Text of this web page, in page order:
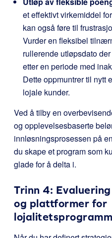
et effektivt virkemiddel
kan også føre til
Vurder en fleksibel
rullerende utløpsdato
etter en periode med
Dette oppmuntrer til nytt
lojale kunder.
Ved å tilby en
og opplevelsesbaserte
innløsningsprosessen på
du skape et program som
glade for å delta i.
Trinn 4:
og plattformer for